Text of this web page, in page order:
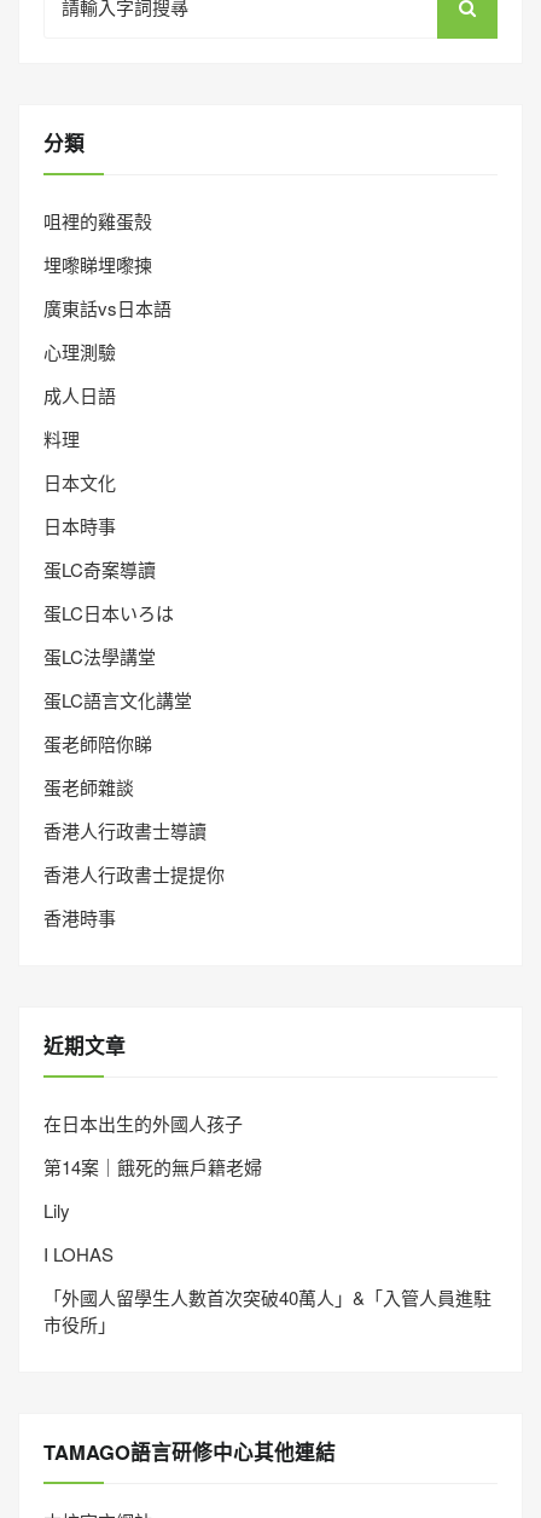
for:
分類
咀裡的雞蛋殼
埋嚟睇埋嚟揀
廣東話vs日本語
心理測驗
成人日語
料理
日本文化
日本時事
蛋LC奇案導讀
蛋LC日本いろは
蛋LC法學講堂
蛋LC語言文化講堂
蛋老師陪你睇
蛋老師雜談
香港人行政書士導讀
香港人行政書士提提你
香港時事
近期文章
在日本出生的外國人孩子
第14案｜餓死的無戶籍老婦
Lily
I LOHAS
「外國人留學生人數首次突破40萬人」&「入管人員進駐
市役所」
TAMAGO語言研修中心其他連結